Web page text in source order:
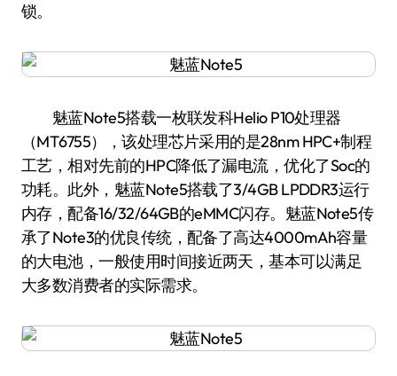
锁。
魅蓝Note5搭载一枚联发科Helio P10处理器
（MT6755），该处理芯片采用的是28nm HPC+制程
工艺，相对先前的HPC降低了漏电流，优化了Soc的
功耗。此外，魅蓝Note5搭载了3/4GB LPDDR3运行
内存，配备16/32/64GB的eMMC闪存。魅蓝Note5传
承了Note3的优良传统，配备了高达4000mAh容量
的大电池，一般使用时间接近两天，基本可以满足
大多数消费者的实际需求。